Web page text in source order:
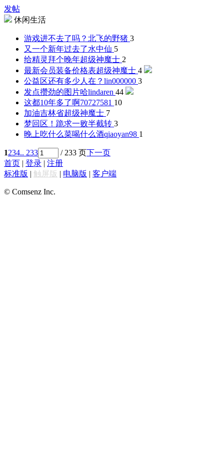
发帖
休闲生活
游戏进不去了吗？ 北飞的野猪 3
又一个新年过去了水中仙 5
给精灵拜个晚年超级神魔士 2
最新会员装备价格表超级神魔士 4
公益区还有多少人在？ lin000000 3
发点攒劲的图片哈lindaren 44
这都10年多了啊70727581 10
加油吉林省超级神魔士 7
梦回区！跪求一败半截转 3
晚上吃什么菜喝什么酒qiaoyan98 1
1234.. 233 / 233 页下一页
首页 | 登录 | 注册
标准版 | 触屏版 | 电脑版 | 客户端
© Comsenz Inc.